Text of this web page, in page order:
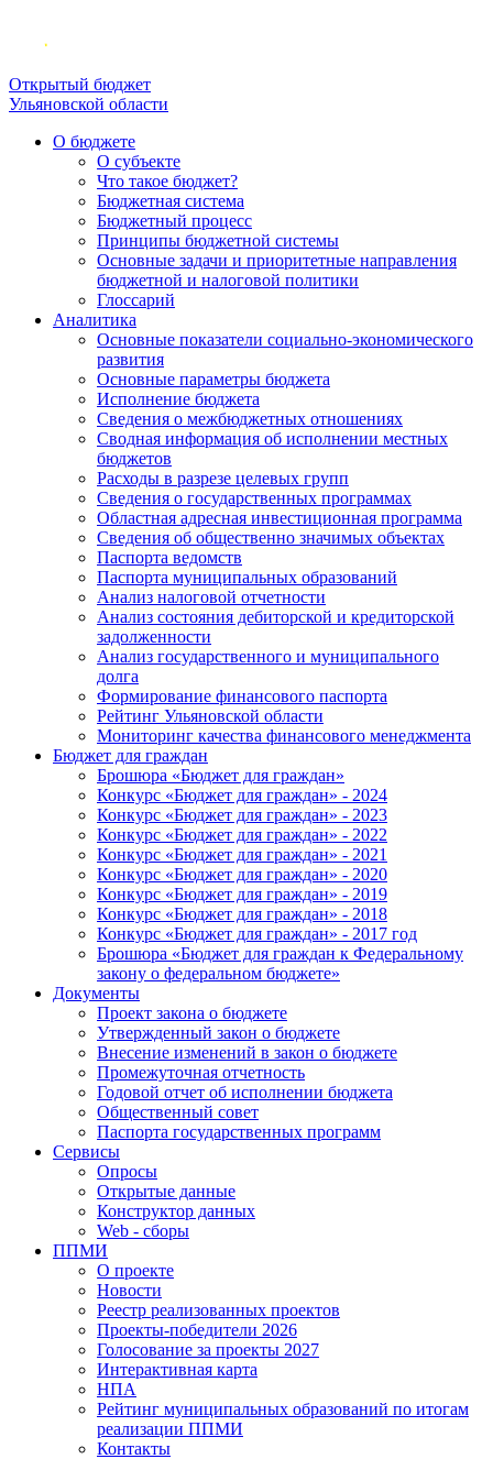
Открытый бюджет
Ульяновской области
О бюджете
О субъекте
Что такое бюджет?
Бюджетная система
Бюджетный процесс
Принципы бюджетной системы
Основные задачи и приоритетные направления
бюджетной и налоговой политики
Глоссарий
Аналитика
Основные показатели социально-экономического
развития
Основные параметры бюджета
Исполнение бюджета
Сведения о межбюджетных отношениях
Сводная информация об исполнении местных
бюджетов
Расходы в разрезе целевых групп
Сведения о государственных программах
Областная адресная инвестиционная программа
Сведения об общественно значимых объектах
Паспорта ведомств
Паспорта муниципальных образований
Анализ налоговой отчетности
Анализ состояния дебиторской и кредиторской
задолженности
Анализ государственного и муниципального
долга
Формирование финансового паспорта
Рейтинг Ульяновской области
Мониторинг качества финансового менеджмента
Бюджет для граждан
Брошюра «Бюджет для граждан»
Конкурс «Бюджет для граждан» - 2024
Конкурс «Бюджет для граждан» - 2023
Конкурс «Бюджет для граждан» - 2022
Конкурс «Бюджет для граждан» - 2021
Конкурс «Бюджет для граждан» - 2020
Конкурс «Бюджет для граждан» - 2019
Конкурс «Бюджет для граждан» - 2018
Конкурс «Бюджет для граждан» - 2017 год
Брошюра «Бюджет для граждан к Федеральному
закону о федеральном бюджете»
Документы
Проект закона о бюджете
Утвержденный закон о бюджете
Внесение изменений в закон о бюджете
Промежуточная отчетность
Годовой отчет об исполнении бюджета
Общественный совет
Паспорта государственных программ
Сервисы
Опросы
Открытые данные
Конструктор данных
Web - сборы
ППМИ
О проекте
Новости
Реестр реализованных проектов
Проекты-победители 2026
Голосование за проекты 2027
Интерактивная карта
НПА
Рейтинг муниципальных образований по итогам
реализации ППМИ
Контакты